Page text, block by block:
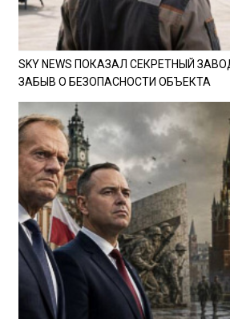
SKY NEWS ПОКАЗАЛ СЕКРЕТНЫЙ
ЗАБЫВ О БЕЗОПАСНОСТИ ОБЪЕКТА